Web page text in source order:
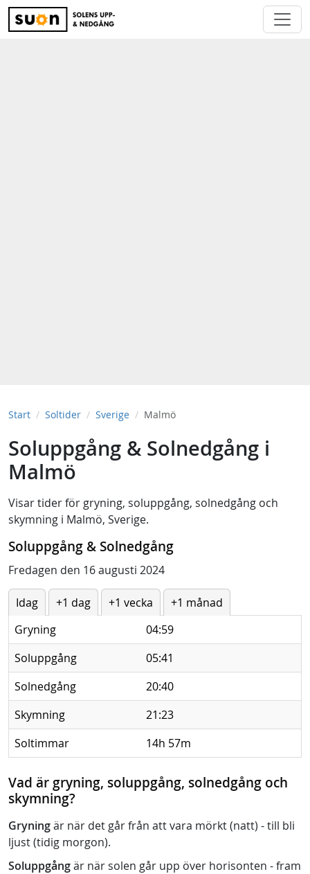
Start Soltider Sverige Malmö
Soluppgång & Solnedgång i
Malmö
Visar tider för gryning, soluppgång, solnedgång och
skymning i Malmö, Sverige.
Soluppgång & Solnedgång
Fredagen den 16 augusti 2024
Idag +1 dag +1 vecka
+1 månad
Gryning
04:59
Soluppgång
05:41
Solnedgång
20:40
Skymning
21:23
Soltimmar
14h 57m
Vad är gryning, soluppgång, solnedgång och
skymning?
Gryningär när det går från att vara mörkt (natt) - till bli
ljust (tidig morgon).
Soluppgångär när solen går upp över horisonten - fram